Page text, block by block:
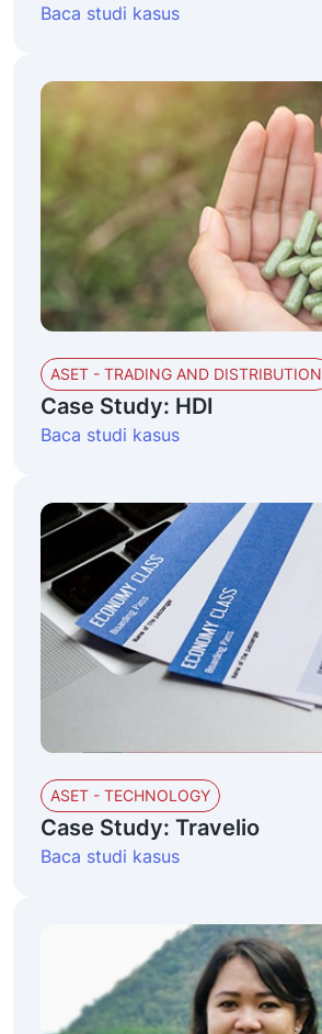
Baca studi kasus
ASET - TRADING AND DISTRIBUTION
Case Study: HDI
Baca studi kasus
ASET - TECHNOLOGY
Case Study: Travelio
Baca studi kasus